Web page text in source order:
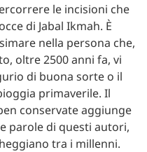
le incisioni che
di Jabal Ikmah. È
nella persona che,
oltre 2500 anni fa, vi
di buona sorte o il
primaverile. Il
conservate aggiunge
parole di questi autori,
tra i millenni.